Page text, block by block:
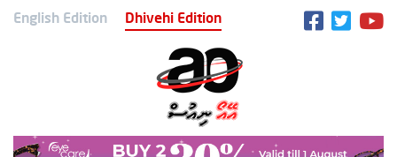
English Edition Dhivehi Edition